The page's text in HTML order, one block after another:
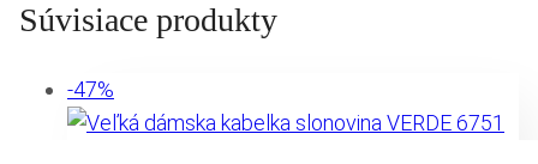
Súvisiace produkty
-47%